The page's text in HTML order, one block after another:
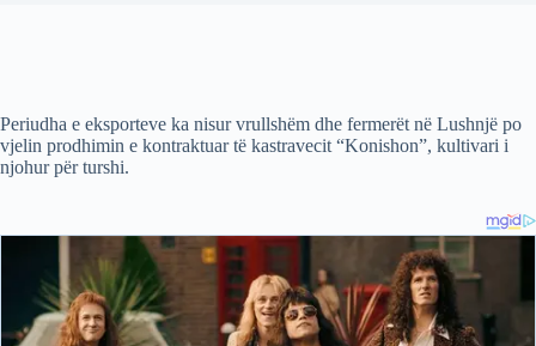
Periudha e eksporteve ka nisur vrullshëm dhe fermerët në Lushnjë po
vjelin prodhimin e kontraktuar të kastravecit “Konishon”, kultivari i
njohur për turshi.